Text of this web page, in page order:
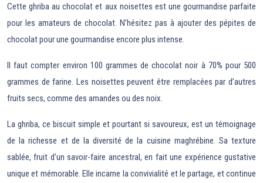
Cette ghriba au chocolat et aux noisettes est une gourmandise parfaite
pour les amateurs de chocolat. N’hésitez pas à ajouter des pépites de
chocolat pour une gourmandise encore plus intense.
Il faut compter environ 100 grammes de chocolat noir à 70% pour 500
grammes de farine. Les noisettes peuvent être remplacées par d’autres
fruits secs, comme des amandes ou des noix.
La ghriba, ce biscuit simple et pourtant si savoureux, est un témoignage
de la richesse et de la diversité de la cuisine maghrébine. Sa texture
sablée, fruit d’un savoir-faire ancestral, en fait une expérience gustative
unique et mémorable. Elle incarne la convivialité et le partage, et continue